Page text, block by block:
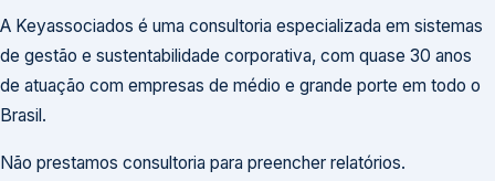
A Keyassociados é uma consultoria especializada em sistemas
de gestão e sustentabilidade corporativa, com quase 30 anos
de atuação com empresas de médio e grande porte em todo o
Brasil.
Não prestamos consultoria para preencher relatórios.